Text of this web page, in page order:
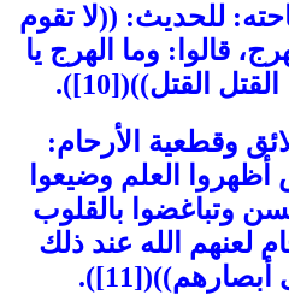
للحديث: ((لا تقوم
قالوا: وما الهرج يا
القتل))([10]).
وقطعية الأرحام:
العلم وضيعوا
وتباغضوا بالقلوب
لعنهم الله عند ذلك